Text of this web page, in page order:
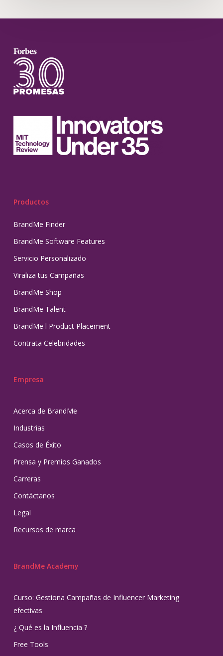
Productos
BrandMe Finder
BrandMe Software Features
Servicio Personalizado
Viraliza tus Campañas
BrandMe Shop
BrandMe Talent
BrandMe l Product Placement
Contrata Celebridades
Empresa
Acerca de BrandMe
Industrias
Casos de Éxito
Prensa y Premios Ganados
Carreras
Contáctanos
Legal
Recursos de marca
BrandMe Academy
Curso: Gestiona Campañas de Influencer Marketing
efectivas
¿ Qué es la Influencia ?
Free Tools